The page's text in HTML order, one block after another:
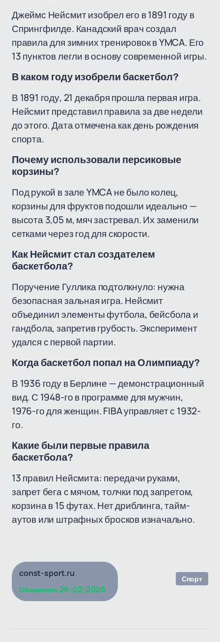
Джеймс Нейсмит изобрел его в 1891 году в
Спрингфилде. Канадский врач создал
правила для зимних тренировок в YMCA. Его
13 пунктов легли в основу современной игры.
В каком году изобрели баскетбол?
В 1891 году, 21 декабря прошла первая игра.
Нейсмит представил правила за две недели
до этого. Дата отмечена как день рождения
спорта.
Почему использовали персиковые
корзины?
Под рукой в зале YMCA не было колец,
корзины для фруктов подошли идеально —
высота 3,05 м, мяч застревал. Их заменили
сетками через год для скорости.
Как Нейсмит стал создателем
баскетбола?
Поручение Гуллика подтолкнуло: нужна
безопасная зальная игра. Нейсмит
объединил элементы футбола, бейсбола и
гандбола, запретив грубость. Эксперимент
удался с первой партии.
Когда баскетбол попал на Олимпиаду?
В 1936 году в Берлине — демонстрационный
вид. С 1948-го в программе для мужчин,
1976-го для женщин. FIBA управляет с 1932-
го.
Какие были первые правила
баскетбола?
13 правил Нейсмита: передачи руками,
запрет бега с мячом, толчки под запретом,
корзина в 15 футах. Нет дриблинга, тайм-
аутов или штрафных бросков изначально.
const-sport.ru
Обновлено 26-02-2026
Спорт